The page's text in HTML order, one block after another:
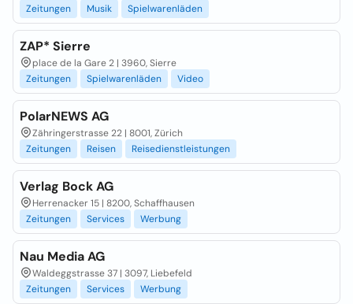
Zeitungen
Musik Spielwarenläden
ZAP* Sierre
place de la Gare 2 | 3960, Sierre
Zeitungen
Spielwarenläden Video
PolarNEWS AG
Zähringerstrasse 22 | 8001, Zürich
Zeitungen
Reisen Reisedienstleistungen
Verlag Bock AG
Herrenacker 15 | 8200, Schaffhausen
Zeitungen
Services Werbung
Nau Media AG
Waldeggstrasse 37 | 3097, Liebefeld
Zeitungen
Services Werbung